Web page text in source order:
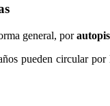
general, por
pueden circular